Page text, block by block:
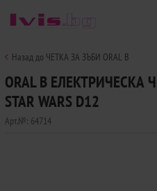
Назад до ЧЕТКА ЗА ЗЪБИ ORAL B
ORAL B ЕЛЕКТРИЧЕСКА
STAR WARS D12
Арт.№: 64714